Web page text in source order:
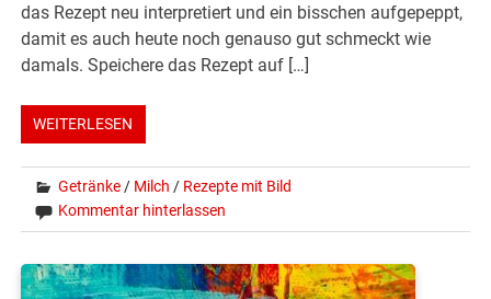
das Rezept neu interpretiert und ein bisschen aufgepeppt,
damit es auch heute noch genauso gut schmeckt wie
damals. Speichere das Rezept auf […]
WEITERLESEN
Getränke / Milch / Rezepte mit Bild
Kommentar hinterlassen